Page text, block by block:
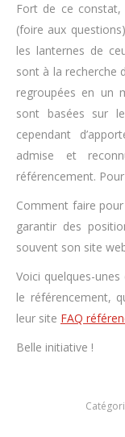
Fort de ce constat,
(foire aux
les lanternes de
sont à la recherche
regroupées en un
sont basées sur
cependant
admise et
référencement.
Comment faire
garantir des
souvent son site
Voici quelques-
le référencement,
leur site FAQ
Belle initiative !